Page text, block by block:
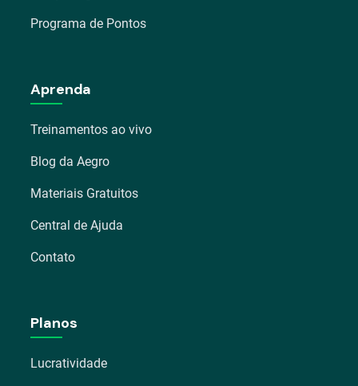
Programa de Pontos
Aprenda
Treinamentos ao vivo
Blog da Aegro
Materiais Gratuitos
Central de Ajuda
Contato
Planos
Lucratividade